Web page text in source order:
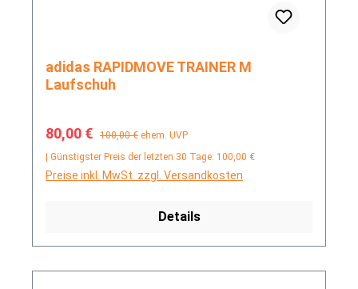
adidas RAPIDMOVE TRAINER M
Laufschuh
Verkaufspreis:
80,00 € Regulärer Preis:
100,00 € ehem. UVP
| Günstigster Preis der letzten 30 Tage: 100,00 €
Preise inkl. MwSt. zzgl. Versandkosten
Details